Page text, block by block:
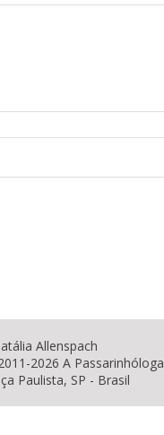
Allenspach
2026 A Passarinhóloga
Paulista, SP - Brasil